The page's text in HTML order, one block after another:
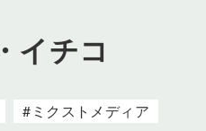
イチコ
ミクストメディア